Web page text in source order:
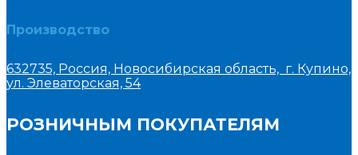
Производство
632735, Россия, Новосибирская область, г. Купино,
ул. Элеваторская, 54
РОЗНИЧНЫМ ПОКУПАТЕЛЯМ